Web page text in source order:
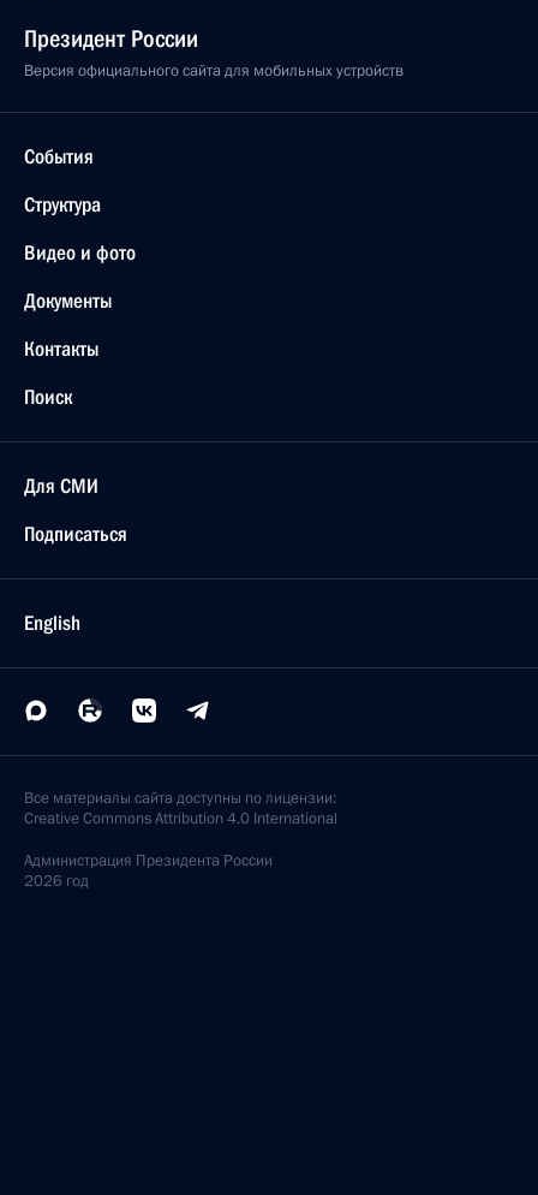
Президент России
Версия официального сайта для мобильных устройств
События
Структура
Видео и фото
Документы
Контакты
Поиск
Для СМИ
Подписаться
English
Все материалы сайта доступны по лицензии:
Creative Commons Attribution 4.0 International
Администрация Президента России
2026 год